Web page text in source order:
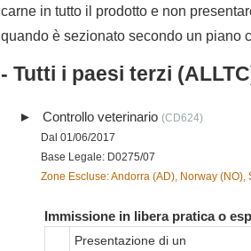
carne in tutto il prodotto e non
quando è sezionato secondo un piano
- Tutti i paesi terzi
Controllo veterinario (CD624)
Dal 01/06/2017
Base Legale: D0275/07
Zone Escluse: Andorra (AD), Norway
Immissione in libera pratica o
Presentazione di un